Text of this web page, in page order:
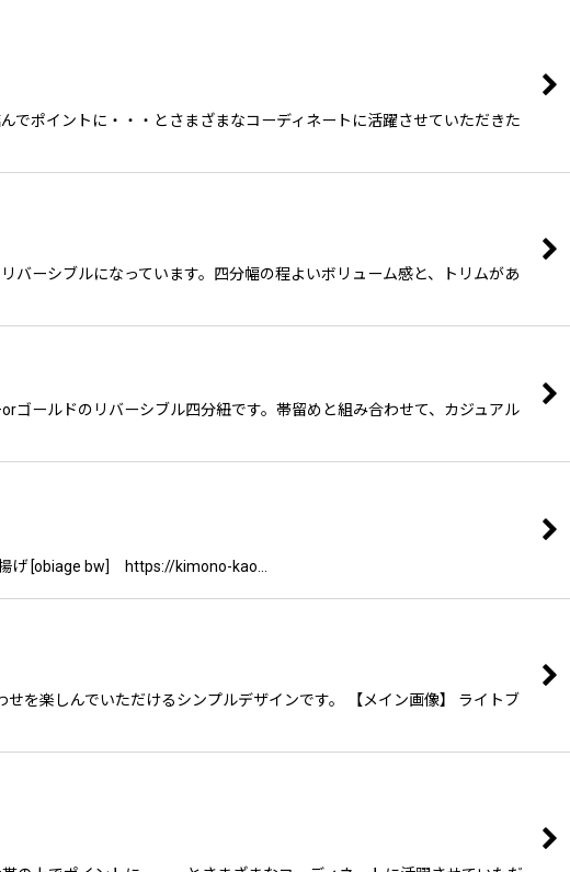
でポイントに・・・とさまざまなコーディネートに活躍させていただきた
バーシブルになっています。四分幅の程よいボリューム感と、トリムがあ
ゴールドのリバーシブル四分紐です。帯留めと組み合わせて、カジュアル
げ [obiage bw] https://kimono-kao…
楽しんでいただけるシンプルデザインです。 【メイン画像】 ライトブ